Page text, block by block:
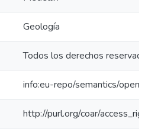
Geología
Todos los derechos
info:eu-repo/semantics/
http://purl.org/coar/